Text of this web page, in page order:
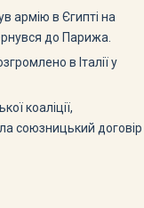
армію в Єгипті на
до Парижа.
в Італії у
коаліції,
союзницький договір